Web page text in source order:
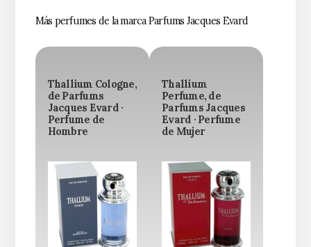
Más perfumes de la marca Parfums Jacques Evard
Thallium Cologne,
de Parfums
Jacques Evard ·
Perfume de
Hombre
Thallium
Perfume, de
Parfums Jacques
Evard · Perfume
de Mujer